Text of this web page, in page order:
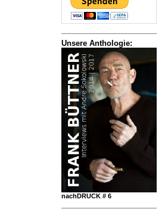
Unsere Anthologie:
nachDRUCK # 6